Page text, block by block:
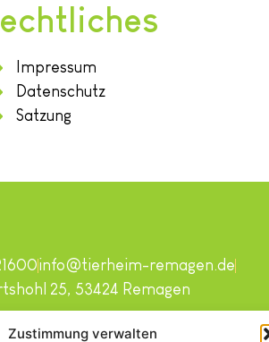
Zustimmung verwalten
Impressum
Datenschutz
Satzung
Alle Rechte vorbehalten.
info@tierheim-remagen.de
25, 53424 Remagen